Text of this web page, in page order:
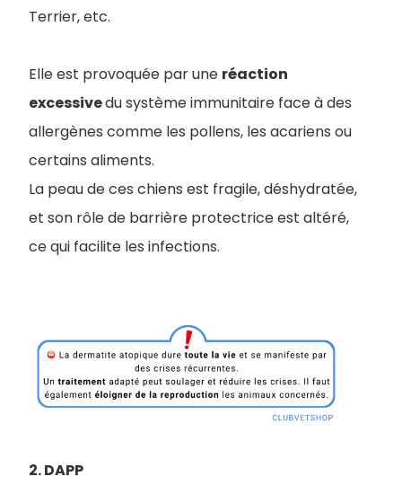
Terrier, etc.
Elle est provoquée par une réaction
excessivedu système immunitaire face à des
allergènes comme les pollens, les acariens ou
certains aliments.
La peau de ces chiens est fragile, déshydratée,
et son rôle de barrière protectrice est altéré,
ce qui facilite les infections.
2. DAPP